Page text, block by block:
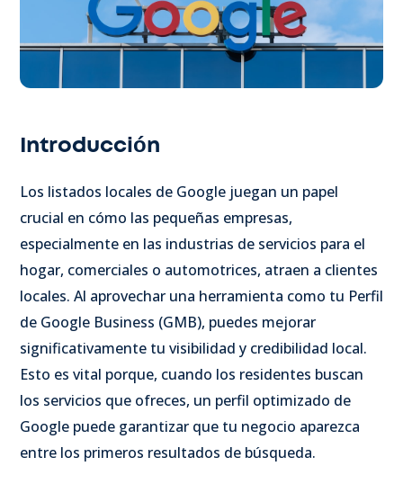
Introducción
Los listados locales de Google juegan un papel
crucial en cómo las pequeñas empresas,
especialmente en las industrias de servicios para el
hogar, comerciales o automotrices, atraen a clientes
locales. Al aprovechar una herramienta como tu Perfil
de Google Business (GMB), puedes mejorar
significativamente tu visibilidad y credibilidad local.
Esto es vital porque, cuando los residentes buscan
los servicios que ofreces, un perfil optimizado de
Google puede garantizar que tu negocio aparezca
entre los primeros resultados de búsqueda.